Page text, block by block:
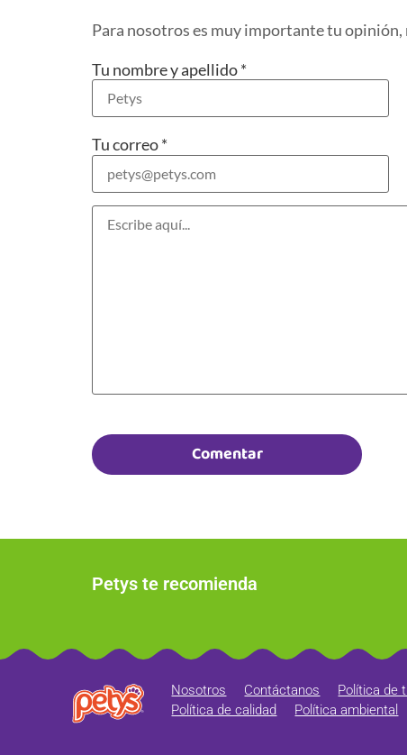
Para nosotros es muy importante tu opinión,
Tu nombre y apellido*
Tu correo*
Petys te recomienda
Nosotros Contáctanos Política de
Política de calidad
Política ambiental